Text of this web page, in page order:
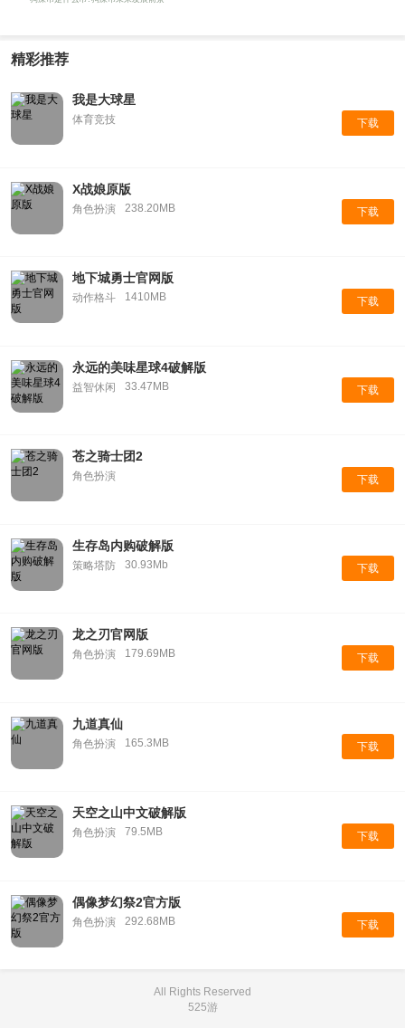
精彩推荐
我是大球星
体育竞技 下载
X战娘原版
角色扮演 238.20MB 下载
地下城勇士官网版
动作格斗 1410MB 下载
永远的美味星球4破解版
益智休闲 33.47MB 下载
苍之骑士团2
角色扮演 下载
生存岛内购破解版
策略塔防 30.93Mb 下载
龙之刃官网版
角色扮演 179.69MB 下载
九道真仙
角色扮演 165.3MB 下载
天空之山中文破解版
角色扮演 79.5MB 下载
偶像梦幻祭2官方版
角色扮演 292.68MB 下载
All Rights Reserved
525游